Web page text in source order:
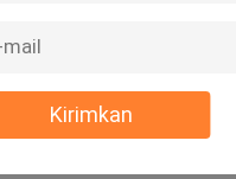
Kirimkan